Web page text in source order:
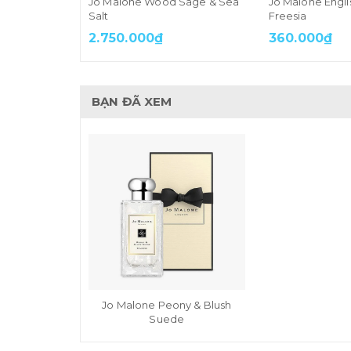
Salt
2.750.000₫
Freesia
360.000₫
BẠN ĐÃ XEM
Jo Malone Peony & Blush
Suede